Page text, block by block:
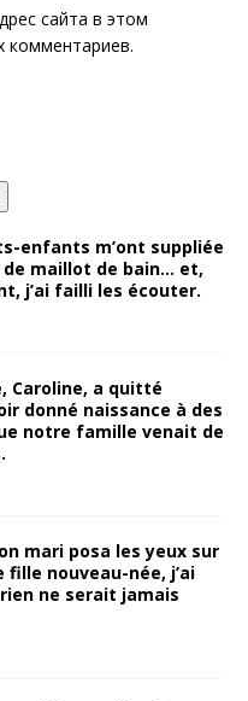
сайта в этом
комментариев.
enfants m’ont suppliée
maillot de bain… et,
j’ai failli les écouter.
Caroline, a quitté
donné naissance à des
notre famille venait de
mari posa les yeux sur
nouveau-née, j’ai
ne serait jamais